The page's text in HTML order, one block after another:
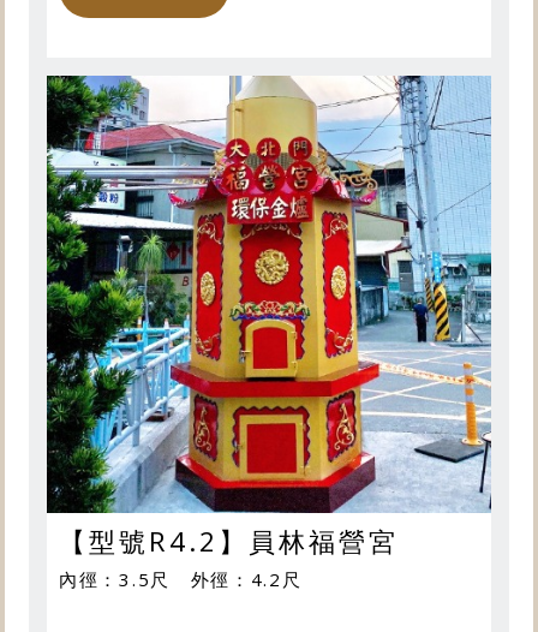
【型號R4.2】員林福營宮
內徑：3.5尺 外徑：4.2尺